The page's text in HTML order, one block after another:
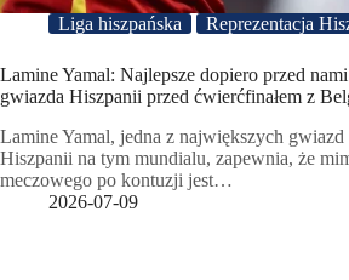
Liga hiszpańska Reprezentacja
Lamine Yamal: Najlepsze dopiero przed nami
gwiazda Hiszpanii przed ćwierćfinałem z
Lamine Yamal, jedna z największych gwiazd
Hiszpanii na tym mundialu, zapewnia, że
meczowego po kontuzji jest…
2026-07-09